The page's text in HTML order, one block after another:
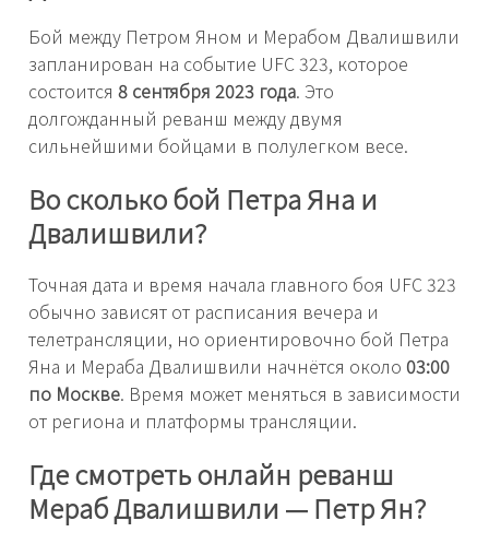
Бой между Петром Яном и Мерабом Двалишвили
запланирован на событие UFC 323, которое
состоится 8 сентября 2023 года. Это
долгожданный реванш между двумя
сильнейшими бойцами в полулегком весе.
Во сколько бой Петра Яна и
Двалишвили?
Точная дата и время начала главного боя UFC 323
обычно зависят от расписания вечера и
телетрансляции, но ориентировочно бой Петра
Яна и Мераба Двалишвили начнётся около 03:00
по Москве. Время может меняться в зависимости
от региона и платформы трансляции.
Где смотреть онлайн реванш
Мераб Двалишвили — Петр Ян?